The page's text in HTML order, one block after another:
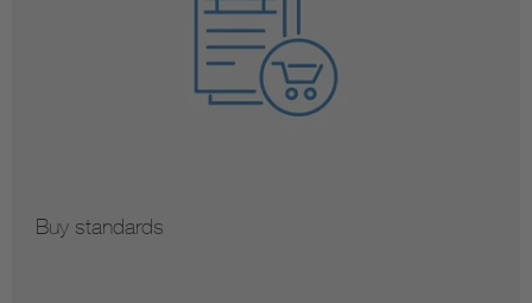
Buy standards